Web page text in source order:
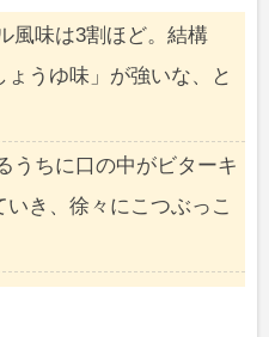
風味は3割ほど。結構
ょうゆ味」が強いな、と
うちに口の中がビターキ
き、徐々にこつぶっこ